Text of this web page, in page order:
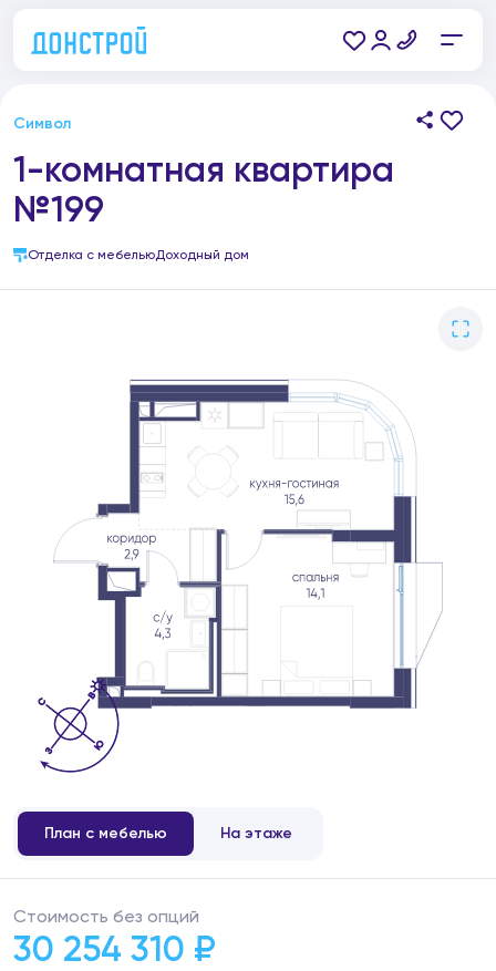
Символ
1-комнатная квартира
№199
Отделка с мебельюДоходный дом
План с мебелью На этаже
Стоимость без опций
30 254 310 ₽